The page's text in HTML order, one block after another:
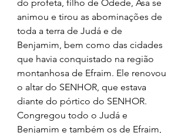
do profeta, filho de Odede, Asa se
animou e tirou as abominações de
toda a terra de Judá e de
Benjamim, bem como das cidades
que havia conquistado na região
montanhosa de Efraim. Ele renovou
o altar do SENHOR, que estava
diante do pórtico do SENHOR.
Congregou todo o Judá e
Benjamim e também os de Efraim,